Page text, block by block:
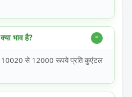
भाव है?
10020 से 12000 रूपये प्रति कुएंटल